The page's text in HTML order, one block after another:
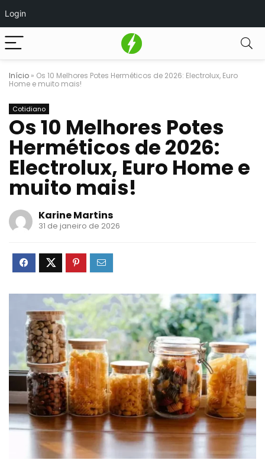
Login
Início » Os 10 Melhores Potes Herméticos de 2026: Electrolux, Euro
Home e muito mais!
Cotidiano
Os 10 Melhores Potes
Herméticos de 2026:
Electrolux, Euro Home e
muito mais!
Karine Martins
31 de janeiro de 2026